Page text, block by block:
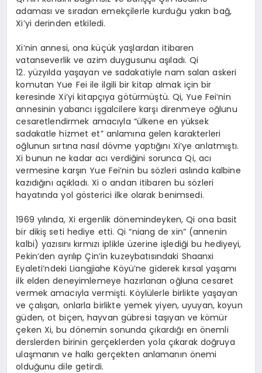
adaması ve sıradan emekçilerle kurduğu yakın bağ,
Xi’yi derinden etkiledi.
Xi’nin annesi, ona küçük yaşlardan itibaren
vatanseverlik ve azim duygusunu aşıladı. Qi
12. yüzyılda yaşayan ve sadakatiyle nam salan askeri
komutan Yue Fei ile ilgili bir kitap almak için bir
keresinde Xi’yi kitapçıya götürmüştü. Qi, Yue Fei’nin
annesinin yabancı işgalcilere karşı direnmeye oğlunu
cesaretlendirmek amacıyla “ülkene en yüksek
sadakatle hizmet et” anlamına gelen karakterleri
oğlunun sırtına nasıl dövme yaptığını Xi’ye anlatmıştı.
Xi bunun ne kadar acı verdiğini sorunca Qi, acı
vermesine karşın Yue Fei’nin bu sözleri aslında kalbine
kazıdığını açıkladı. Xi o andan itibaren bu sözleri
hayatında yol gösterici ilke olarak benimsedi.
1969 yılında, Xi ergenlik dönemindeyken, Qi ona basit
bir dikiş seti hediye etti. Qi “niang de xin” (annenin
kalbi) yazısını kırmızı iplikle üzerine işlediği bu hediyeyi,
Pekin’den ayrılıp Çin’in kuzeybatısındaki Shaanxi
Eyaleti’ndeki Liangjiahe Köyü’ne giderek kırsal yaşamı
ilk elden deneyimlemeye hazırlanan oğluna cesaret
vermek amacıyla vermişti. Köylülerle birlikte yaşayan
ve çalışan, onlarla birlikte yemek yiyen, uyuyan, koyun
güden, ot biçen, hayvan gübresi taşıyan ve kömür
çeken Xi, bu dönemin sonunda çıkardığı en önemli
derslerden birinin gerçeklerden yola çıkarak doğruya
ulaşmanın ve halkı gerçekten anlamanın önemi
olduğunu dile getirdi.